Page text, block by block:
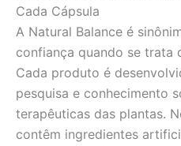
Cada Cápsula
A Natural Balance é
confiança quando se trata
Cada produto é
pesquisa e conhecimento
terapêuticas das plantas.
contêm ingredientes